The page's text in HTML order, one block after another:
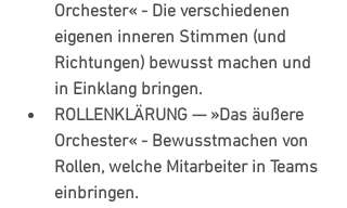
Orchester« - Die verschiedenen
eigenen inneren Stimmen (und
Richtungen) bewusst machen und
in Einklang bringen.
ROLLENKLÄRUNG — »Das äußere
Orchester« - Bewusstmachen von
Rollen, welche Mitarbeiter in Teams
einbringen.